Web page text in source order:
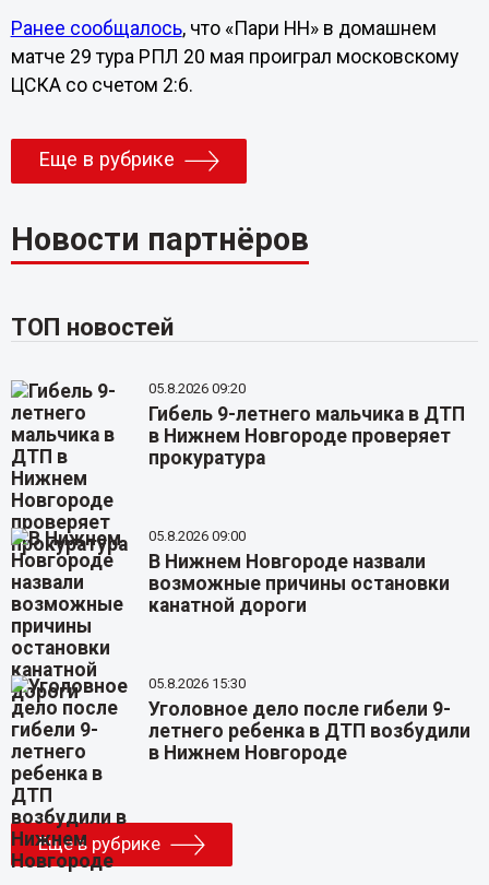
Ранее сообщалось, что «Пари НН» в домашнем
матче 29 тура РПЛ 20 мая проиграл московскому
ЦСКА со счетом 2:6.
Еще в рубрике
Новости партнёров
ТОП новостей
05.8.2026 09:20
Гибель 9-летнего мальчика в ДТП
в Нижнем Новгороде проверяет
прокуратура
05.8.2026 09:00
В Нижнем Новгороде назвали
возможные причины остановки
канатной дороги
05.8.2026 15:30
Уголовное дело после гибели 9-
летнего ребенка в ДТП возбудили
в Нижнем Новгороде
Еще в рубрике